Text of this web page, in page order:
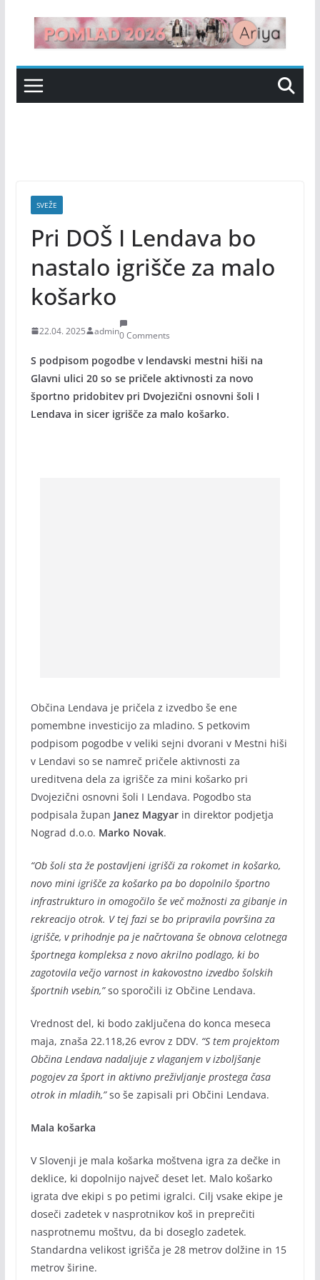
content
SVEŽE
Pri DOŠ I Lendava bo
nastalo igrišče za malo
košarko
22.04. 2025 admin0 Comments
S podpisom pogodbe v lendavski mestni hiši na
Glavni ulici 20 so se pričele aktivnosti za novo
športno pridobitev pri Dvojezični osnovni šoli I
Lendava in sicer igrišče za malo košarko.
Občina Lendava je pričela z izvedbo še ene
pomembne investicijo za mladino. S petkovim
podpisom pogodbe v veliki sejni dvorani v Mestni hiši
v Lendavi so se namreč pričele aktivnosti za
ureditvena dela za igrišče za mini košarko pri
Dvojezični osnovni šoli I Lendava. Pogodbo sta
podpisala župan Janez Magyarin direktor podjetja
Nograd d.o.o. Marko Novak.
“Ob šoli sta že postavljeni igrišči za rokomet in košarko,
novo mini igrišče za košarko pa bo dopolnilo športno
infrastrukturo in omogočilo še več možnosti za gibanje in
rekreacijo otrok. V tej fazi se bo pripravila površina za
igrišče, v prihodnje pa je načrtovana še obnova celotnega
športnega kompleksa z novo akrilno podlago, ki bo
zagotovila večjo varnost in kakovostno izvedbo šolskih
športnih vsebin,”so sporočili iz Občine Lendava.
Vrednost del, ki bodo zaključena do konca meseca
maja, znaša 22.118,26 evrov z DDV. “S tem projektom
Občina Lendava nadaljuje z vlaganjem v izboljšanje
pogojev za šport in aktivno preživljanje prostega časa
otrok in mladih,”so še zapisali pri Občini Lendava.
Mala košarka
V Slovenji je mala košarka moštvena igra za dečke in
deklice, ki dopolnijo največ deset let. Malo košarko
igrata dve ekipi s po petimi igralci. Cilj vsake ekipe je
doseči zadetek v nasprotnikov koš in preprečiti
nasprotnemu moštvu, da bi doseglo zadetek.
Standardna velikost igrišča je 28 metrov dolžine in 15
metrov širine.